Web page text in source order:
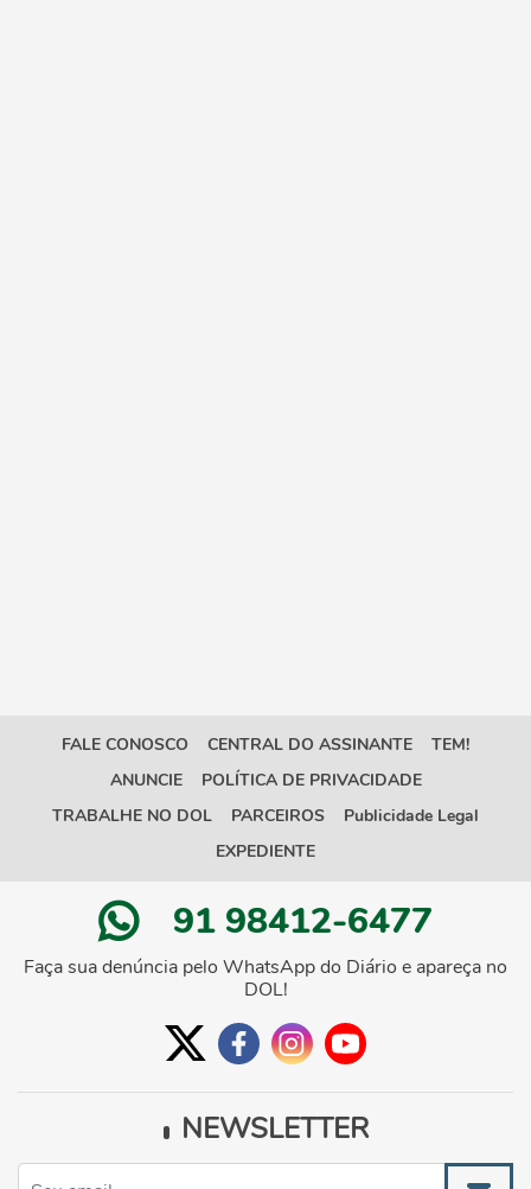
FALE CONOSCO CENTRAL DO ASSINANTE
TEM!
ANUNCIE
POLÍTICA DE PRIVACIDADE
TRABALHE NO DOL
PARCEIROS
Publicidade Legal
EXPEDIENTE
91 98412-6477
Faça sua denúncia pelo WhatsApp do Diário e apareça no
DOL!
NEWSLETTER